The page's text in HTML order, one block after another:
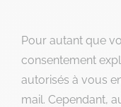
Pour autant que
consentement
autorisés à vous
mail. Cependant,